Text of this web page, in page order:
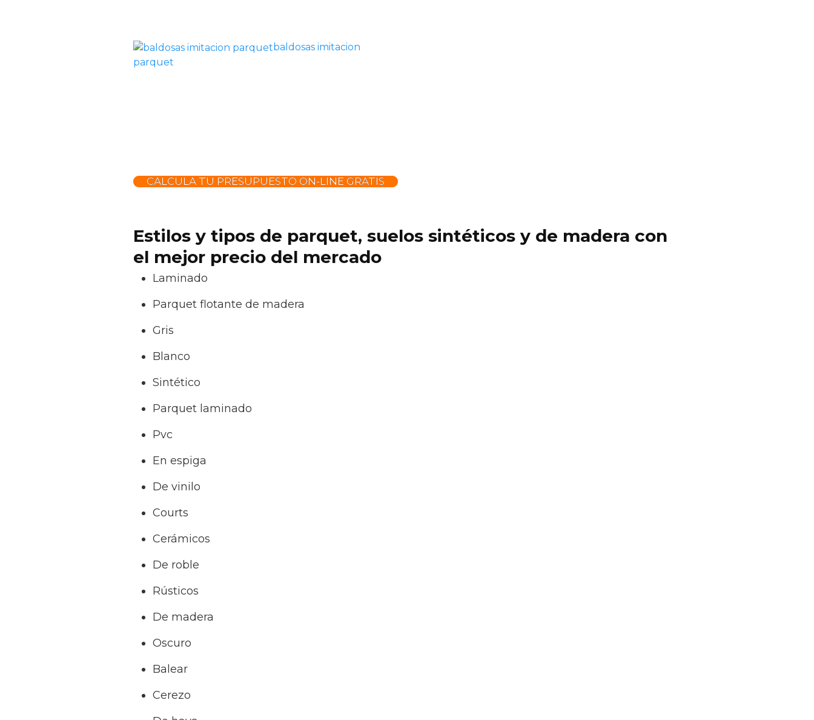
baldosas imitacion
parquet
CALCULA TU PRESUPUESTO ON-LINE GRATIS
Estilos y tipos de parquet, suelos sintéticos y de madera con
el mejor precio del mercado
Laminado
Parquet flotante de madera
Gris
Blanco
Sintético
Parquet laminado
Pvc
En espiga
De vinilo
Courts
Cerámicos
De roble
Rústicos
De madera
Oscuro
Balear
Cerezo